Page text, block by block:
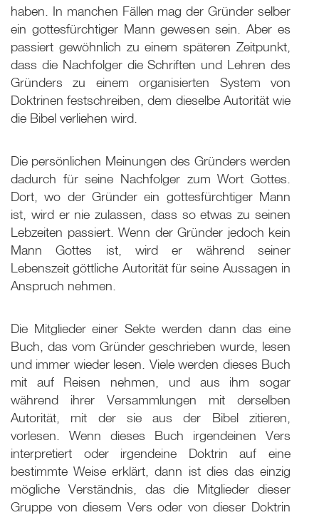
haben. In manchen Fällen mag der Gründer selber
ein gottesfürchtiger Mann gewesen sein. Aber es
passiert gewöhnlich zu einem späteren Zeitpunkt,
dass die Nachfolger die Schriften und Lehren des
Gründers zu einem organisierten System von
Doktrinen festschreiben, dem dieselbe Autorität wie
die Bibel verliehen wird.
Die persönlichen Meinungen des Gründers werden
dadurch für seine Nachfolger zum Wort Gottes.
Dort, wo der Gründer ein gottesfürchtiger Mann
ist, wird er nie zulassen, dass so etwas zu seinen
Lebzeiten passiert. Wenn der Gründer jedoch kein
Mann Gottes ist, wird er während seiner
Lebenszeit göttliche Autorität für seine Aussagen in
Anspruch nehmen.
Die Mitglieder einer Sekte werden dann das eine
Buch, das vom Gründer geschrieben wurde, lesen
und immer wieder lesen. Viele werden dieses Buch
mit auf Reisen nehmen, und aus ihm sogar
während ihrer Versammlungen mit derselben
Autorität, mit der sie aus der Bibel zitieren,
vorlesen. Wenn dieses Buch irgendeinen Vers
interpretiert oder irgendeine Doktrin auf eine
bestimmte Weise erklärt, dann ist dies das einzig
mögliche Verständnis, das die Mitglieder dieser
Gruppe von diesem Vers oder von dieser Doktrin